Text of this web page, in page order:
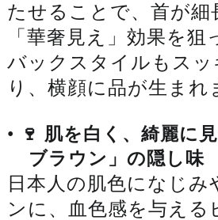
たせることで、首が細
「華奢見え」効果を狙
バックスタイルもスッ
り、横顔に品が生まれ
•
🍷 肌を白く、綺麗に
ブラウン」の隠し味
日本人の肌色になじみ
ンに、血色感を与える